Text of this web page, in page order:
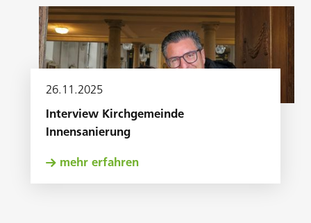
26. 11 .2025
Interview Kirchgemeinde
Innensanierung
mehr erfahren